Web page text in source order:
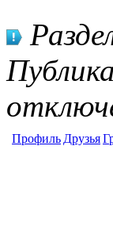
Профиль Друзья